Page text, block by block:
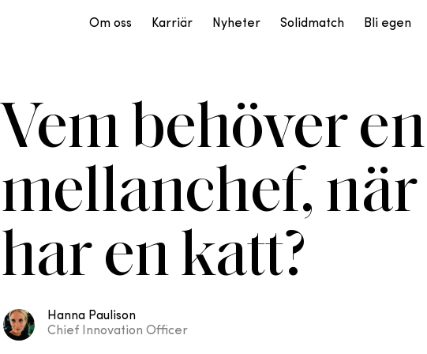
Om oss Karriär Nyheter Solidmatch Bli egen
Vem behöver en
mellanchef,
har en katt?
Hanna Paulison
Chief Innovation Officer